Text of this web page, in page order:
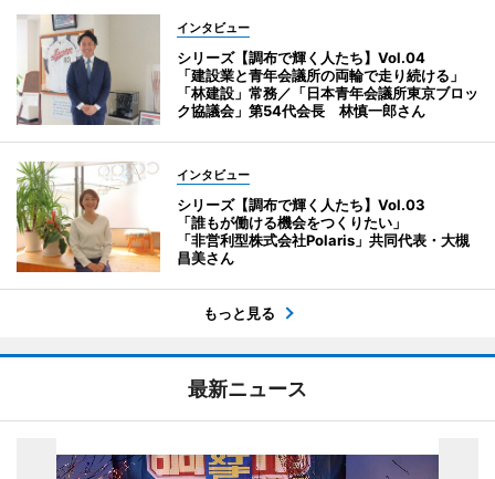
インタビュー
シリーズ【調布で輝く人たち】Vol.04
「建設業と青年会議所の両輪で走り続ける」
「林建設」常務／「日本青年会議所東京ブロッ
ク協議会」第54代会長 林慎一郎さん
インタビュー
シリーズ【調布で輝く人たち】Vol.03
「誰もが働ける機会をつくりたい」
「非営利型株式会社Polaris」共同代表・大槻
昌美さん
もっと見る
最新ニュース